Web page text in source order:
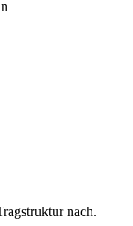
nach.